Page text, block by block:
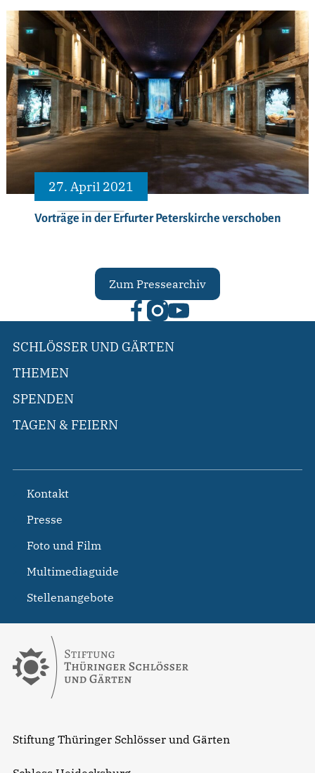
27. April 2021
Vorträge in der Erfurter Peterskirche verschoben
Zum Pressearchiv
Stiftung Thüringer Schlösser und Gärten
SCHLÖSSER UND GÄRTEN
THEMEN
SPENDEN
TAGEN & FEIERN
Kontakt
Presse
Foto und Film
Multimediaguide
Stellenangebote